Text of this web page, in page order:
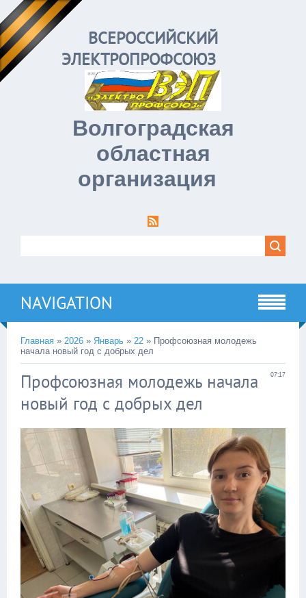
ВСЕРОССИЙСКИЙ
ЭЛЕКТРОПРОФСОЮЗ
Волгоградская
областная
организация
NAVIGATION
Главная » 2026 » Январь » 22 » Профсоюзная молодежь
начала новый год с добрых дел
07:17
Профсоюзная молодежь начала
новый год с добрых дел